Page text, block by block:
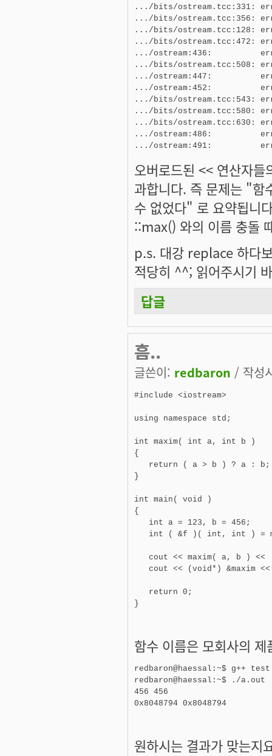
.../bits/ostream.tcc:331:
.../bits/ostream.tcc:356:
.../bits/ostream.tcc:128:
.../bits/ostream.tcc:472:
.../ostream:436:
.../bits/ostream.tcc:508:
.../ostream:447:
.../ostream:452:
.../bits/ostream.tcc:543:
.../bits/ostream.tcc:580:
.../bits/ostream.tcc:630:
.../ostream:486:
.../ostream:491:
오버로드된 << 연산자
과합니다. 즉 문제는 "
수 없었다" 로 요약됩니
::max() 와의 이름 충돌
p.s. 대강 replace 하다
적당히 ^^; 읽어주시기
답글
흠..
글쓴이: redbaron / 작성
#include <iostream>
using namespace std;
int maxim( int a, int b )
{
   return ( a > b ) ? a : b;
}
int main( void )
{
   int a = 123, b = 456;
int ( &f )( int, int ) =
cout << maxim( a, b ) <<
cout << (void*) &maxim
   return 0;
함수 이름은 모회사의
redbaron@haessal:~$ g++
redbaron@haessal:~$ ./a.out
456 456
원하시는 결과가 맞는지